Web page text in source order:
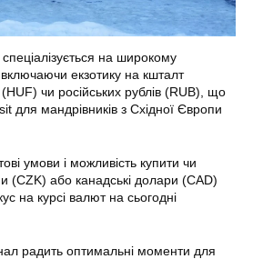
на широкому
екзотику на кшталт
чи російських рублів (RUB), що
для мандрівників з Східної Європи
умови і можливість купити чи
(CZK) або канадські долари (CAD)
на курсі валют на сьогодні
радить оптимальні моменти для